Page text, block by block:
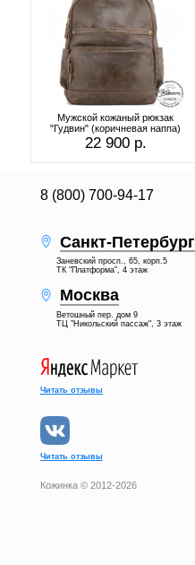
Мужской кожаный рюкзак
"Гудвин" (коричневая наппа)
22 900 р.
8 (800) 700-94-17
Санкт-Петербург
Заневский просп., 65, корп.5
ТК "Платформа", 4 этаж
Москва
Ветошный пер. дом 9
ТЦ "Никольский пассаж", 3 этаж
Читать отзывы
Читать отзывы
Кожинка © 2012-2026